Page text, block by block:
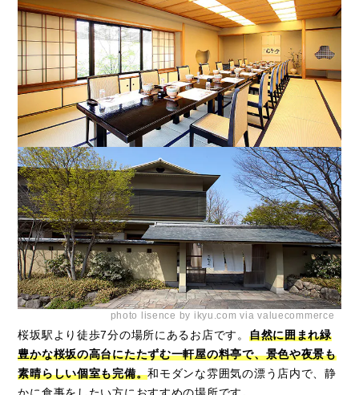
photo lisence by ikyu.com via valuecommerce
桜坂駅より徒歩7分の場所にあるお店です。 自然に囲まれ緑
豊かな桜坂の高台にたたずむ一軒屋の料亭で、景色や夜景も
素晴らしい個室も完備。和モダンな雰囲気の漂う店内で、静